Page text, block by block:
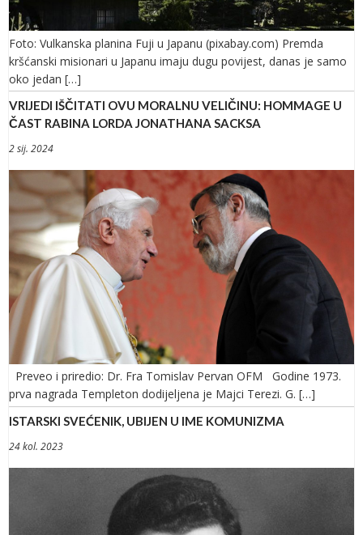
Foto: Vulkanska planina Fuji u Japanu (pixabay.com) Premda
kršćanski misionari u Japanu imaju dugu povijest, danas je samo
oko jedan […]
VRIJEDI IŠČITATI OVU MORALNU VELIČINU: HOMMAGE U
ČAST RABINA LORDA JONATHANA SACKSA
2 sij. 2024
Preveo i priredio: Dr. Fra Tomislav Pervan OFM Godine 1973.
prva nagrada Templeton dodijeljena je Majci Terezi. G. […]
ISTARSKI SVEĆENIK, UBIJEN U IME KOMUNIZMA
24 kol. 2023